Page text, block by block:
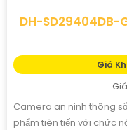
DH-SD29404DB-
Giá
Camera an ninh thông
phẩm tiên tiến với chức